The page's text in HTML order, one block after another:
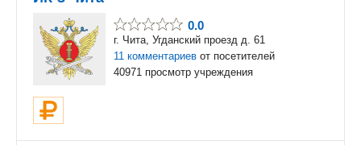
0.0
г. Чита, Угданский проезд д. 61
11 комментариев от посетителей
40971 просмотр учреждения